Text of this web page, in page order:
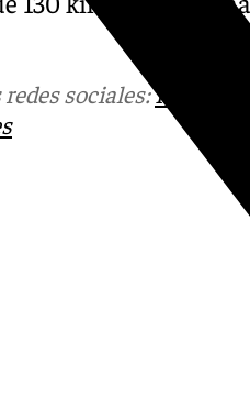
sociales:Instagram